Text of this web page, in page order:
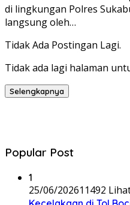
di lingkungan Polres
langsung oleh…
Tidak Ada Postingan Lagi.
Tidak ada lagi halaman
Selengkapnya
Popular Post
1
25/06/202611492